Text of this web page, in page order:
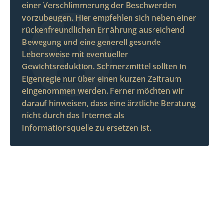
einer Verschlimmerung der Beschwerden
vorzubeugen. Hier empfehlen sich neben einer
rückenfreundlichen Ernährung ausreichend
Bewegung und eine generell gesunde
Lebensweise mit eventueller
Gewichtsreduktion. Schmerzmittel sollten in
Eigenregie nur über einen kurzen Zeitraum
eingenommen werden. Ferner möchten wir
darauf hinweisen, dass eine ärztliche Beratung
nicht durch das Internet als
Informationsquelle zu ersetzen ist.